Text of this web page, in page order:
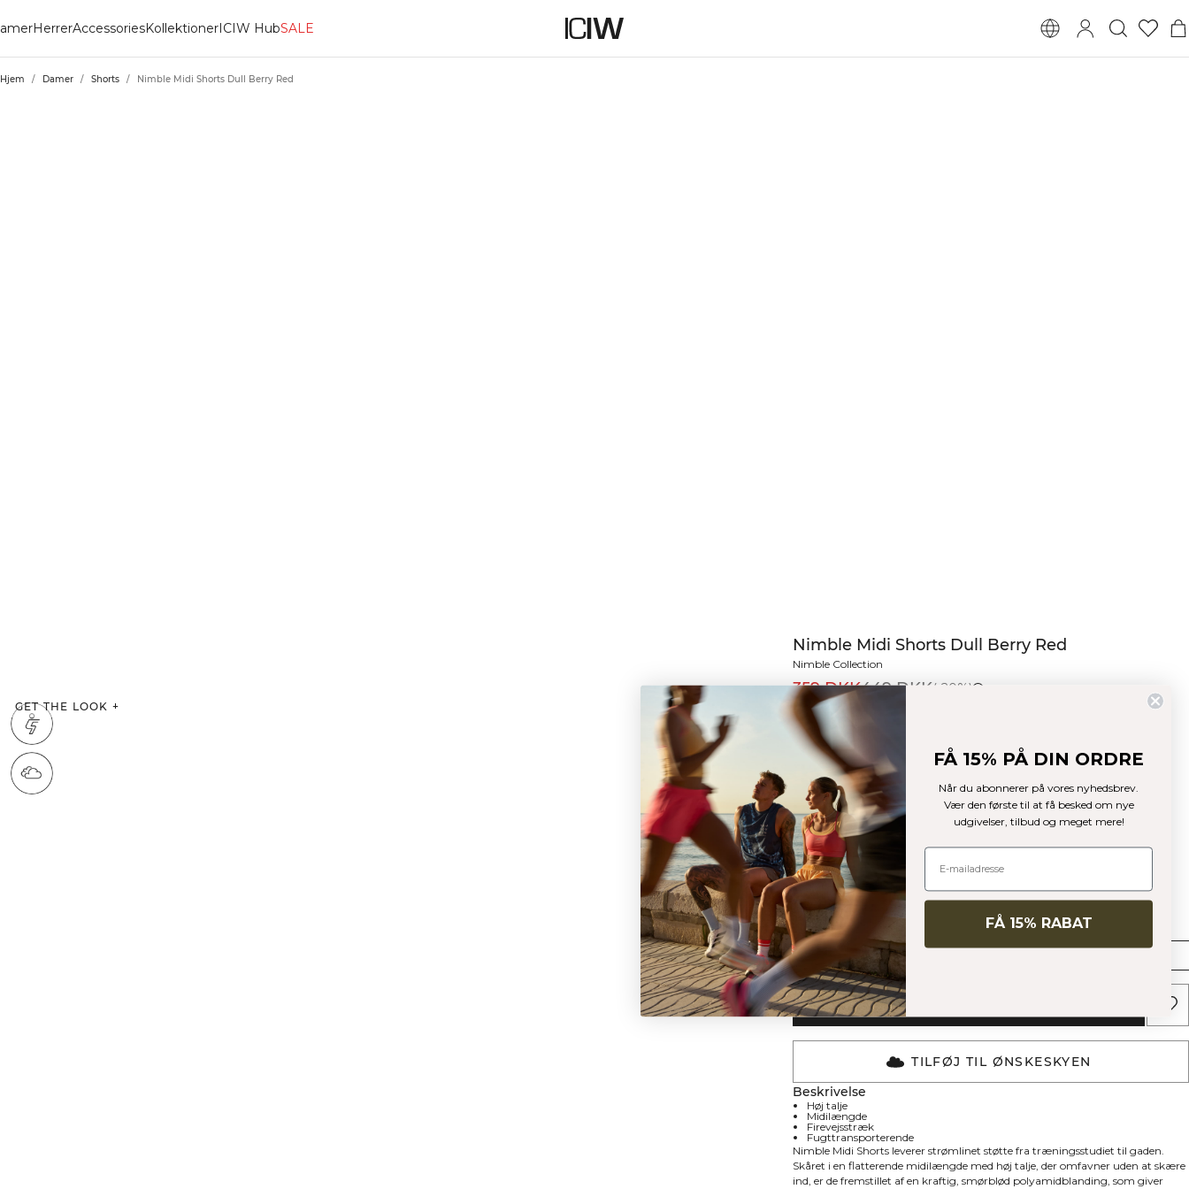
HerrerAccessoriesKollektionerICIW HubSALE
Hjem / Damer / Shorts / Nimble Midi Shorts Dull Berry Red
GET THE LOOK +
Nimble Midi Shorts Dull Berry Red
Nimble Collection
359 DKK449 DKK(-20%)
Midi-shorts med høj talje. Superblødt, squat-sikkert polyamid/elastan med
firevejsstræk og fugttransporterende.
Farve: Dull Berry Red
Størrelse
S
TILFØJ TIL ØNSKESKYEN
Beskrivelse
Høj talje
Midilængde
Firevejsstræk
Fugttransporterende
Nimble Midi Shorts leverer strømlinet støtte fra træningsstudiet til gaden.
Skåret i en flatterende midilængde med høj talje, der omfavner uden at skære
ind, er de fremstillet af en kraftig, smørblød polyamidblanding, som giver
FÅ 15% PÅ DIN ORDRE
Når du abonnerer på vores nyhedsbrev.
Vær den første til at få besked om nye
udgivelser, tilbud og meget mere!
FÅ 15% RABAT